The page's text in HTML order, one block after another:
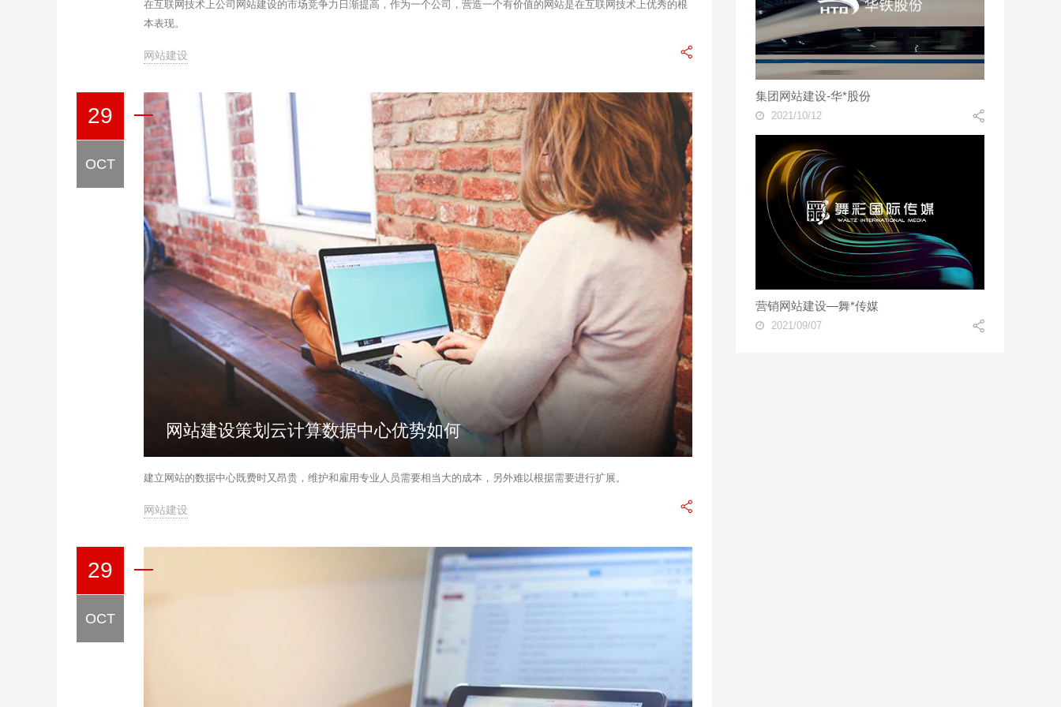
在互联网技术上公司网站建设的市场竞争力日渐提高，作为一个公司，营造一个有价值的网站是在互联网技术上优秀的根
本表现。
网站建设
29
OCT
网站建设策划云计算数据中心优势如何
建立网站的数据中心既费时又昂贵，维护和雇用专业人员需要相当大的成本，另外难以根据需要进行扩展。
网站建设
29
OCT
集团网站建设-华*股份
2021/10/12
营销网站建设—舞*传媒
2021/09/07